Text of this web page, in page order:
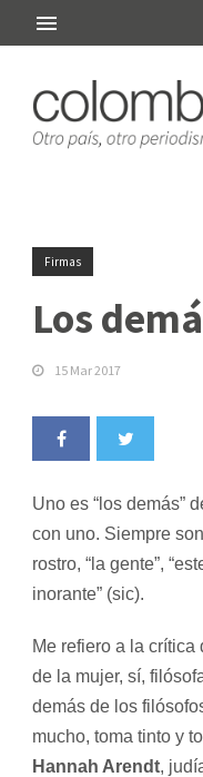
Firmas
Los
15 Mar 2017
Uno es “los demás”
con uno. Siempre
rostro, “la gente”,
inorante” (sic).
Me refiero a la crítica
de la mujer, sí,
demás de los
mucho, toma tinto y
Hannah Arendt,